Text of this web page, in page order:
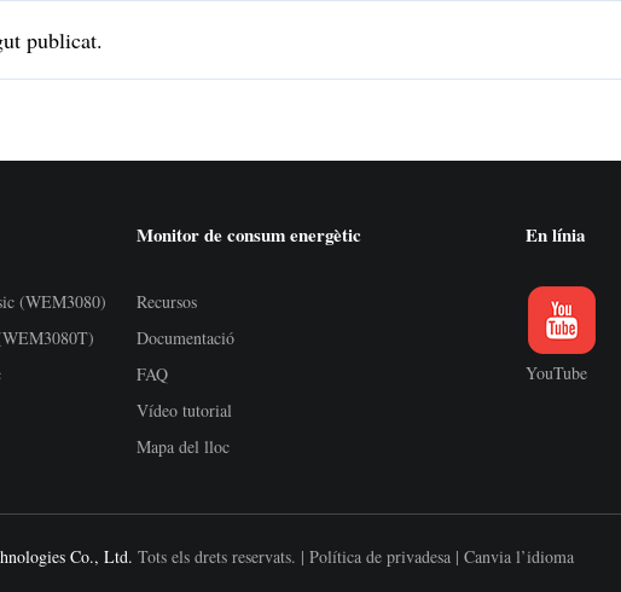
publicat.
(WEM3080)
Monitor de consum energètic
Recursos
Documentació
FAQ
Vídeo tutorial
Mapa del lloc
En línia
YouTube
Co., Ltd. Tots els drets reservats. | Política de privadesa| Canvia l’idioma